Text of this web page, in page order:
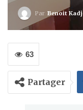
Par Benoit
63
Partager